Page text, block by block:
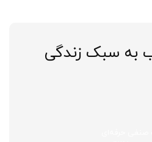
به سبک زندگی